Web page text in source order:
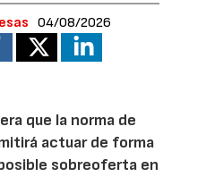
04/08/2026
que la norma de
actuar de forma
sobreoferta en